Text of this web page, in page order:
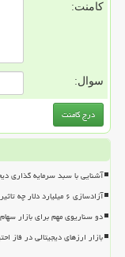
کامنت:
سوال:
آشنایی با سبد سرمایه گذاری
آزادسازی ۶ میلیارد دلار چه تاثیری بر نرخ دلار و معیشت مردم دارد؟
دو سناریوی مهم برای بازار
بازار ارزهای دیجیتالی در فاز